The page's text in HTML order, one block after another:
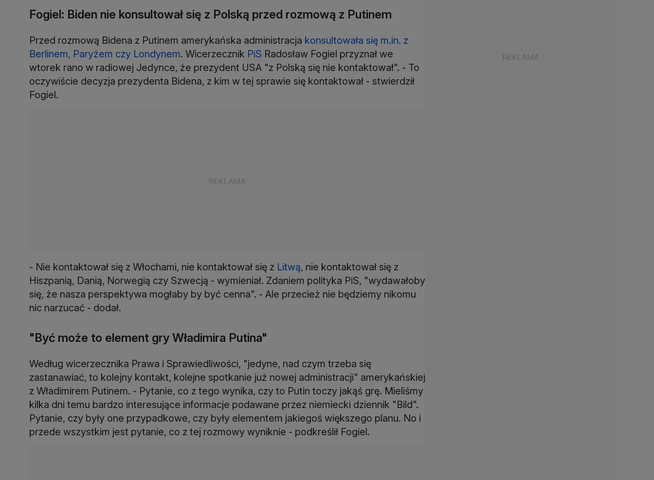
Fogiel: Biden nie konsultował się z Polską przed rozmową z Putinem
Przed rozmową Bidena z Putinem amerykańska administracja konsultowała się m.in. z
Berlinem, Paryżem czy Londynem. Wicerzecznik PiS Radosław Fogiel przyznał we
wtorek rano w radiowej Jedynce, że prezydent USA "z Polską się nie kontaktował". - To
oczywiście decyzja prezydenta Bidena, z kim w tej sprawie się kontaktował - stwierdził
Fogiel.
- Nie kontaktował się z Włochami, nie kontaktował się z Litwą, nie kontaktował się z
Hiszpanią, Danią, Norwegią czy Szwecją - wymieniał. Zdaniem polityka PiS, "wydawałoby
się, że nasza perspektywa mogłaby by być cenna". - Ale przecież nie będziemy nikomu
nic narzucać - dodał.
"Być może to element gry Władimira Putina"
Według wicerzecznika Prawa i Sprawiedliwości, "jedyne, nad czym trzeba się
zastanawiać, to kolejny kontakt, kolejne spotkanie już nowej administracji" amerykańskiej
z Władimirem Putinem. - Pytanie, co z tego wynika, czy to Putin toczy jakąś grę. Mieliśmy
kilka dni temu bardzo interesujące informacje podawane przez niemiecki dziennik "Bild".
Pytanie, czy były one przypadkowe, czy były elementem jakiegoś większego planu. No i
przede wszystkim jest pytanie, co z tej rozmowy wyniknie - podkreślił Fogiel.